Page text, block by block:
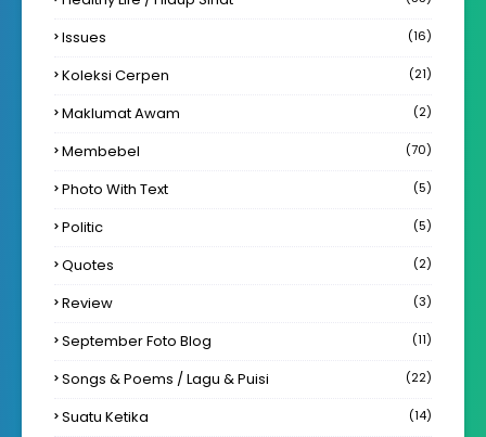
Issues (16)
Koleksi Cerpen (21)
Maklumat Awam (2)
Membebel (70)
Photo With Text (5)
Politic (5)
Quotes (2)
Review (3)
September Foto Blog (11)
Songs & Poems / Lagu & Puisi (22)
Suatu Ketika (14)